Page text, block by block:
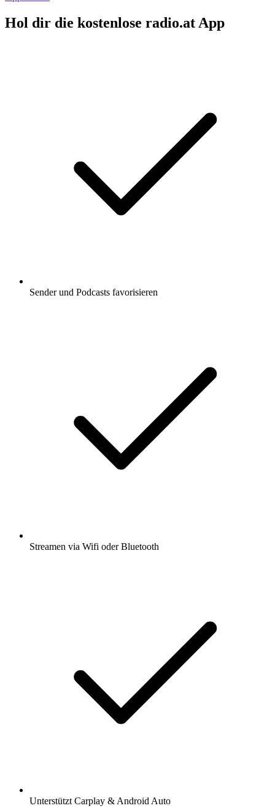
Hol dir die kostenlose radio.at App
Sender und Podcasts favorisieren
Streamen via Wifi oder Bluetooth
Unterstützt Carplay & Android Auto